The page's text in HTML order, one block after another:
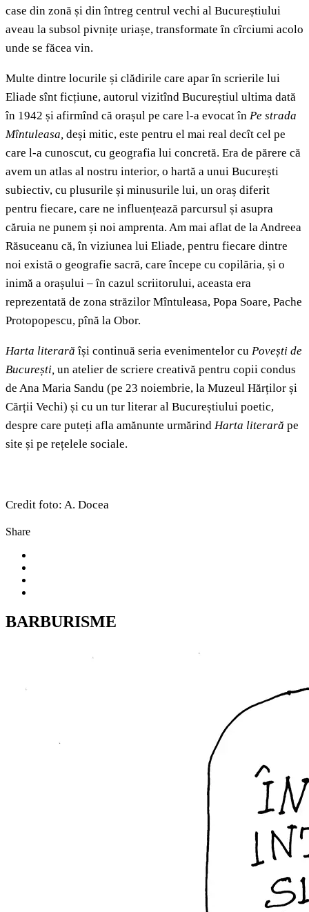
case din zonă și din întreg centrul vechi al Bucureștiului
aveau la subsol pivnițe uriașe, transformate în cîrciumi acolo
unde se făcea vin.
Multe dintre locurile și clădirile care apar în scrierile lui
Eliade sînt ficțiune, autorul vizitînd Bucureștiul ultima dată
în 1942 și afirmînd că orașul pe care l-a evocat în Pe strada
Mîntuleasa, deși mitic, este pentru el mai real decît cel pe
care l-a cunoscut, cu geografia lui concretă. Era de părere că
avem un atlas al nostru interior, o hartă a unui București
subiectiv, cu plusurile și minusurile lui, un oraș diferit
pentru fiecare, care ne influențează parcursul și asupra
căruia ne punem și noi amprenta. Am mai aflat de la Andreea
Răsuceanu că, în viziunea lui Eliade, pentru fiecare dintre
noi există o geografie sacră, care începe cu copilăria, și o
inimă a orașului – în cazul scriitorului, aceasta era
reprezentată de zona străzilor Mîntuleasa, Popa Soare, Pache
Protopopescu, pînă la Obor.
Harta literară își continuă seria evenimentelor cu Povești de
București, un atelier de scriere creativă pentru copii condus
de Ana Maria Sandu (pe 23 noiembrie, la Muzeul Hărților și
Cărții Vechi) și cu un tur literar al Bucureștiului poetic,
despre care puteți afla amănunte urmărind Harta literară pe
site și pe rețelele sociale.
Credit foto: A. Docea
Share
BARBURISME